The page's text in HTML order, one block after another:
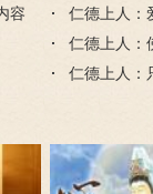
容
仁德上人：
烦恼？
仁德上人：
仁德上人：